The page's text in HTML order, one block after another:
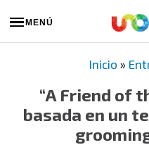
MENÚ
Inicio »
“A Friend of
basada en un